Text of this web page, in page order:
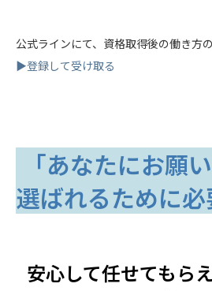
公式ラインにて、資格取得後の働き方
▶︎登録して受け取る
「あなたにお願
選ばれるために
安心して任せてもら